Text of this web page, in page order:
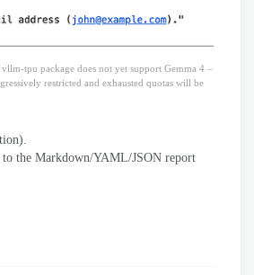
tpu package does not yet support Gemma 4 –
restricted and exhausted quotas will be
).
the Markdown/YAML/JSON report